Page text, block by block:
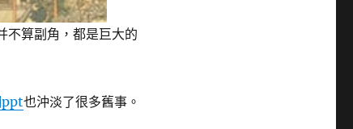
不算副角，都是巨大的
ppt也沖淡了很多舊事。